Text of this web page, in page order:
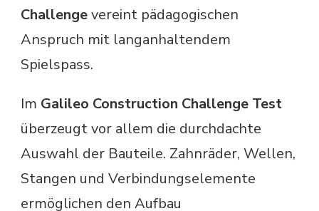
Challengevereint pädagogischen
Anspruch mit langanhaltendem
Spielspass.
Im Galileo Construction Challenge Test
überzeugt vor allem die durchdachte
Auswahl der Bauteile. Zahnräder, Wellen,
Stangen und Verbindungselemente
ermöglichen den Aufbau